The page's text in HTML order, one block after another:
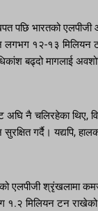
पछि भारतको
लगभग १२-१३ मिलियन
बढ्दो मागलाई
नै चलिरहेका थिए,
गर्दै। यद्यपि,
एलपीजी श्रृंखलामा
१.२ मिलियन टन